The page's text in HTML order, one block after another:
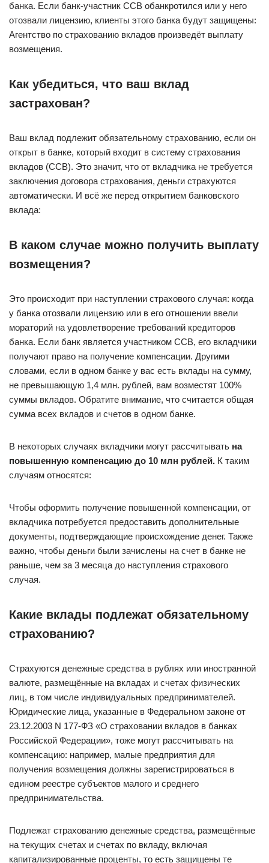
банка. Если банк-участник ССВ обанкротился или у него
отозвали лицензию, клиенты этого банка будут защищены:
Агентство по страхованию вкладов произведёт выплату
возмещения.
Как убедиться, что ваш вклад
застрахован?
Ваш вклад подлежит обязательному страхованию, если он
открыт в банке, который входит в систему страхования
вкладов (ССВ). Это значит, что от вкладчика не требуется
заключения договора страхования, деньги страхуются
автоматически. И всё же перед открытием банковского
вклада:
В каком случае можно получить выплату
возмещения?
Это происходит при наступлении страхового случая: когда
у банка отозвали лицензию или в его отношении ввели
мораторий на удовлетворение требований кредиторов
банка. Если банк является участником ССВ, его вкладчики
получают право на получение компенсации. Другими
словами, если в одном банке у вас есть вклады на сумму,
не превышающую 1,4 млн. рублей, вам возместят 100%
суммы вкладов. Обратите внимание, что считается общая
сумма всех вкладов и счетов в одном банке.
В некоторых случаях вкладчики могут рассчитывать на
повышенную компенсацию до 10 млн рублей. К таким
случаям относятся:
Чтобы оформить получение повышенной компенсации, от
вкладчика потребуется предоставить дополнительные
документы, подтверждающие происхождение денег. Также
важно, чтобы деньги были зачислены на счет в банке не
раньше, чем за 3 месяца до наступления страхового
случая.
Какие вклады подлежат обязательному
страхованию?
Страхуются денежные средства в рублях или иностранной
валюте, размещённые на вкладах и счетах физических
лиц, в том числе индивидуальных предпринимателей.
Юридические лица, указанные в Федеральном законе от
23.12.2003 N 177-ФЗ «О страховании вкладов в банках
Российской Федерации», тоже могут рассчитывать на
компенсацию: например, малые предприятия для
получения возмещения должны зарегистрироваться в
едином реестре субъектов малого и среднего
предпринимательства.
Подлежат страхованию денежные средства, размещённые
на текущих счетах и счетах по вкладу, включая
капитализированные проценты, то есть защищены те